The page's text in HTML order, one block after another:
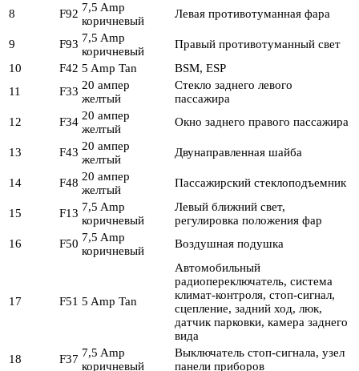
8 F92 7,5 Amp
коричневый
Левая противотуманная фара
9 F93 7,5 Amp
коричневый
Правый противотуманный свет
10
F42 5 Amp Tan
BSM, ESP
11
F33 20 ампер
желтый
Стекло заднего левого
пассажира
12
F34 20 ампер
желтый
Окно заднего правого пассажира
13 F43 20 ампер
желтый
Двунаправленная шайба
14 F48 20 ампер
желтый
Пассажирский стеклоподъемник
15 F13 7,5 Amp
коричневый
Левый ближний свет,
регулировка положения фар
16
F50 7,5 Amp
коричневый
Воздушная подушка
17 F51 5 Amp Tan
Автомобильный
радиопереключатель, система
климат-контроля, стоп-сигнал,
сцепление, задний ход, люк,
датчик парковки, камера заднего
вида
18
F37 7,5 Amp
коричневый
Выключатель стоп-сигнала, узел
панели приборов